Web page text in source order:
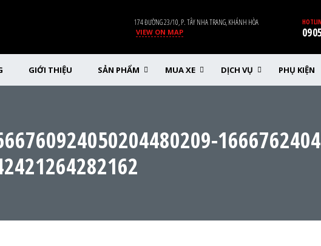
174 ĐƯỜNG 23/10, P. TÂY NHA TRANG, KHÁNH HÒA
VIEW ON MAP
GIỚI THIỆU SẢN PHẨM MUA XE DỊCH VỤ PHỤ KIỆN